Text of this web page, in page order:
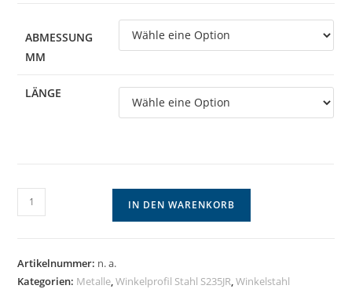
ABMESSUNG
MM
LÄNGE
Winkelprofil
Stahl
gleichschenklig,
IN DEN WARENKORB
Artikelnummer: n. a.
Kategorien: Metalle,Winkelprofil Stahl S235JR,Winkelstahl